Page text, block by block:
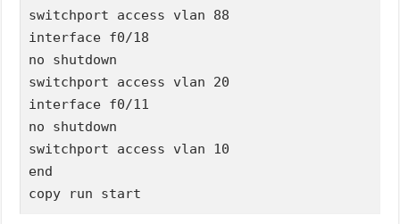
switchport access vlan 88
interface f0/18
no shutdown
switchport access vlan 20
interface f0/11
no shutdown
switchport access vlan 10
end
copy run start